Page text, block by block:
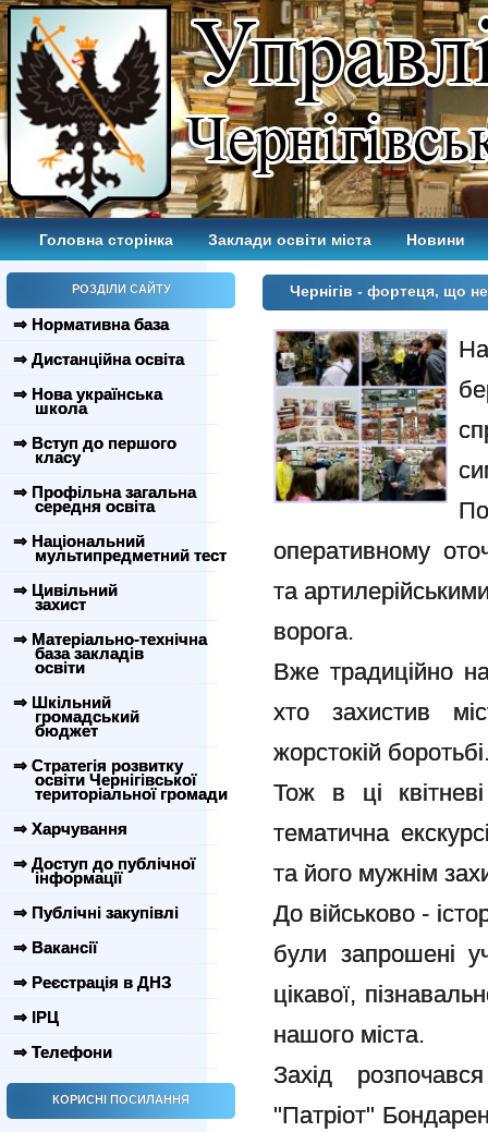
Головна сторінка Заклади освіти міста Новини
РОЗДІЛИ САЙТУ
⇒ Нормативна база
⇒ Дистанційна освіта
⇒ Нова українська
школа
⇒ Вступ до першого
класу
⇒ Профільна загальна
середня освіта
⇒ Національний
мультипредметний тест
⇒ Цивільний
захист
⇒ Матеріально-технічна
база закладів
освіти
⇒ Шкільний
громадський
бюджет
⇒ Стратегія розвитку
освіти Чернігівської
територіальної громади
⇒ Харчування
⇒ Доступ до публічної
інформації
⇒ Публічні закупівлі
⇒ Вакансії
⇒ Реєстрація в ДНЗ
⇒ ІРЦ
⇒ Телефони
КОРИСНІ ПОСИЛАННЯ
Чернігів - фортеця, що
оперативному
та
ворога.
Вже традиційно
хто захистив
жорстокій
Тож в ці
тематична
та його мужнім
До військово -
були запрошені
цікавої,
нашого міста.
Захід
"Патріот"